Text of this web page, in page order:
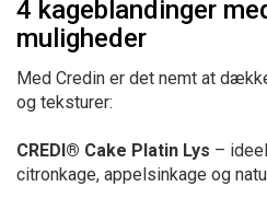
4 kageblandinger
muligheder
Med Credin er det nemt at
og teksturer:
CREDI® Cake Platin Lys –
citronkage, appelsinkage og